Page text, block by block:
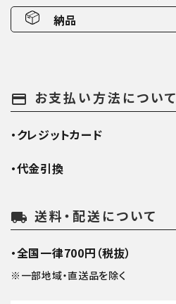
納品
payment お支払い方法について
・クレジットカード
・代金引換
local_shipping 送料・配送について
・全国一律700円（税抜）
※一部地域・直送品を除く